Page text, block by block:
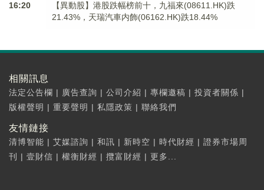
16:20
【異動股】港股跌幅榜前十，九福來(08611.HK)跌
21.43%，天瑞汽車内飾(06162.HK)跌18.44%
相關訊息
法定公告欄 | 廣告查詢 | 公司介紹 | 專欄邀稿 | 投資者關係 |
版權聲明 | 重要聲明 | 私隱政策 | 聯絡我們
友情鏈接
清博智能 | 艾媒諮詢 | 和訊 | 新時空 | 時代財經 | 證券市場周
刊
| 壹財信 | 權衡財經 | 攬富財經 | 更多...